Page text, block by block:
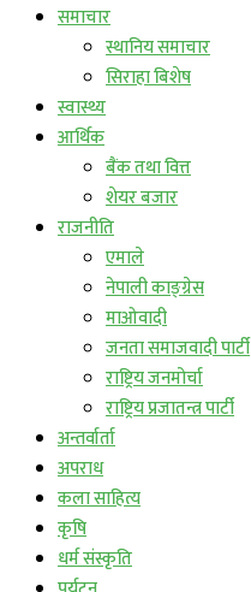
समाचार
स्थानिय समाचार
सिराहा बिशेष
स्वास्थ्य
आर्थिक
बैंक तथा वित्त
शेयर बजार
राजनीति
एमाले
नेपाली काङ्ग्रेस
माओवादी
जनता समाजवादी पार्टी
राष्ट्रिय जनमोर्चा
राष्ट्रिय प्रजातन्त्र पार्टी
अन्तर्वार्ता
अपराध
कला साहित्य
कृषि
धर्म संस्कृति